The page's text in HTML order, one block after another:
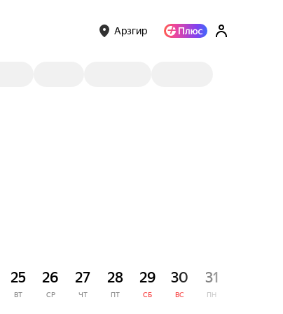
Арзгир
25
ВТ
26
СР
27
ЧТ
28
ПТ
29
СБ
30
ВС
31
ПН